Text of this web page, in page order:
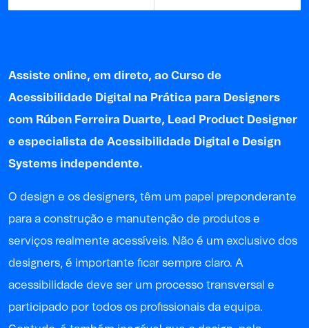
Assiste online, em direto, ao Curso de
Acessibilidade Digital na Prática para Designers
com Rúben Ferreira Duarte, Lead Product Designer
e especialista de Acessibilidade Digital e Design
Systems independente.
O design e os designers, têm um papel preponderante
para a construção e manutenção de produtos e
serviços realmente acessíveis. Não é um exclusivo dos
designers, é importante ficar sempre claro. A
acessibilidade deve ser um processo transversal e
participado por todos os profissionais da equipa.